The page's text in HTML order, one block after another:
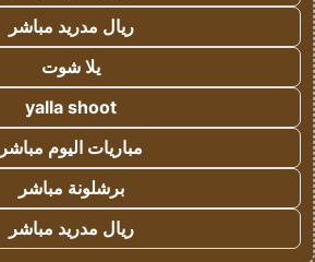
ريال مدريد مباشر
يلا شوت
yalla shoot
مباريات اليوم مباشر
برشلونة مباشر
ريال مدريد مباشر